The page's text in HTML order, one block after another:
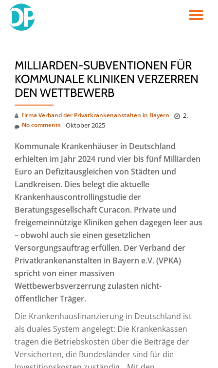
Skip
MILLIARDEN-SUBVENTIONEN FÜR
KOMMUNALE KLINIKEN VERZERREN
DEN WETTBEWERB
Firma Verband der Privatkrankenanstalten in Bayern
2.
Oktober 2025
No comments
Kommunale Krankenhäuser in Deutschland
erhielten im Jahr 2024 rund vier bis fünf Milliarden
Euro an Defizitausgleichen von Städten und
Landkreisen. Dies belegt die aktuelle
Krankenhauscontrollingstudie der
Beratungsgesellschaft Curacon. Private und
freigemeinnützige Kliniken gehen dagegen leer aus
– obwohl auch sie einen gesetzlichen
Versorgungsauftrag erfüllen. Der Verband der
Privatkrankenanstalten in Bayern e.V. (VPKA)
spricht von einer massiven
Wettbewerbsverzerrung zulasten nicht-
öffentlicher Träger.
Die Krankenhausfinanzierung in Deutschland ist
als duales System angelegt: Die Krankenkassen
tragen die Betriebskosten über die Beiträge der
Versicherten, die Bundesländer sind für die